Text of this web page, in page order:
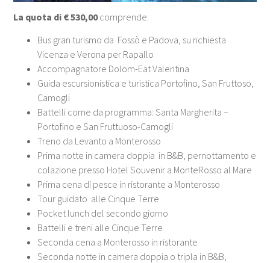
La quota di € 530,00comprende:
Bus gran turismo da Fossò e Padova, su richiesta
Vicenza e Verona per Rapallo
Accompagnatore Dolom-Eat Valentina
Guida escursionistica e turistica Portofino, San Fruttoso,
Camogli
Battelli come da programma: Santa Margherita –
Portofino e San Fruttuoso-Camogli
Treno da Levanto a Monterosso
Prima notte in camera doppia in B&B, pernottamento e
colazione presso Hotel Souvenir a MonteRosso al Mare
Prima cena di pesce in ristorante a Monterosso
Tour guidato alle Cinque Terre
Pocket lunch del secondo giorno
Battelli e treni alle Cinque Terre
Seconda cena a Monterosso in ristorante
Seconda notte in camera doppia o tripla in B&B,